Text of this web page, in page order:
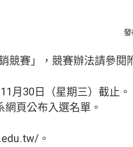
發
競賽」，競賽辦法請參閱
月30日（星期三）截止。
頁公布入選名單。
。